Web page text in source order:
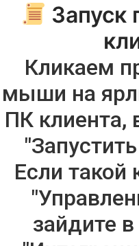
Кликаем
мыши на
ПК клиента,
Если такой
зайдите